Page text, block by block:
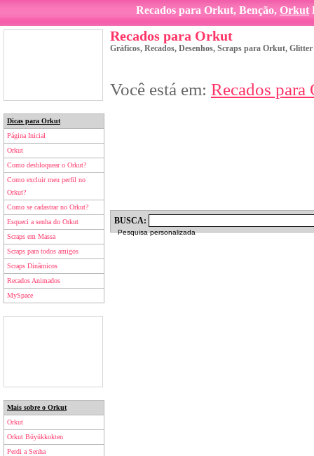
Recados para Orkut, Benção, Orkut
Dicas para Orkut
Página Inicial
Orkut
Como desbloquear o Orkut?
Como excluir meu perfil no
Orkut?
Como se cadastrar no Orkut?
Esqueci a senha do Orkut
Scraps em Massa
Scraps para todos amigos
Scraps Dinâmicos
Recados Animados
MySpace
Mais sobre o Orkut
Orkut
Orkut Büyükkokten
Perdi a Senha
Recados para Orkut
Gráficos, Recados, Desenhos, Scraps para Orkut,
Você está em: Recados para
BUSCA:
Pesquisa personalizada